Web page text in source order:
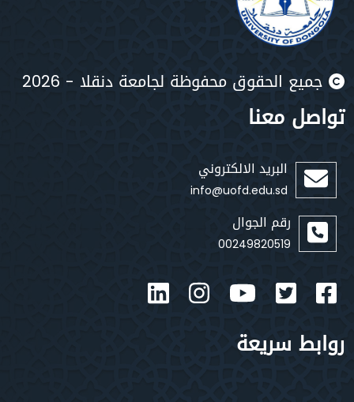
الحقوق محفوظة لجامعة دنقلا - 2026
معنا
البريد الالكتروني
info@uofd.edu.sd
رقم الجوال
00249820519
سريعة